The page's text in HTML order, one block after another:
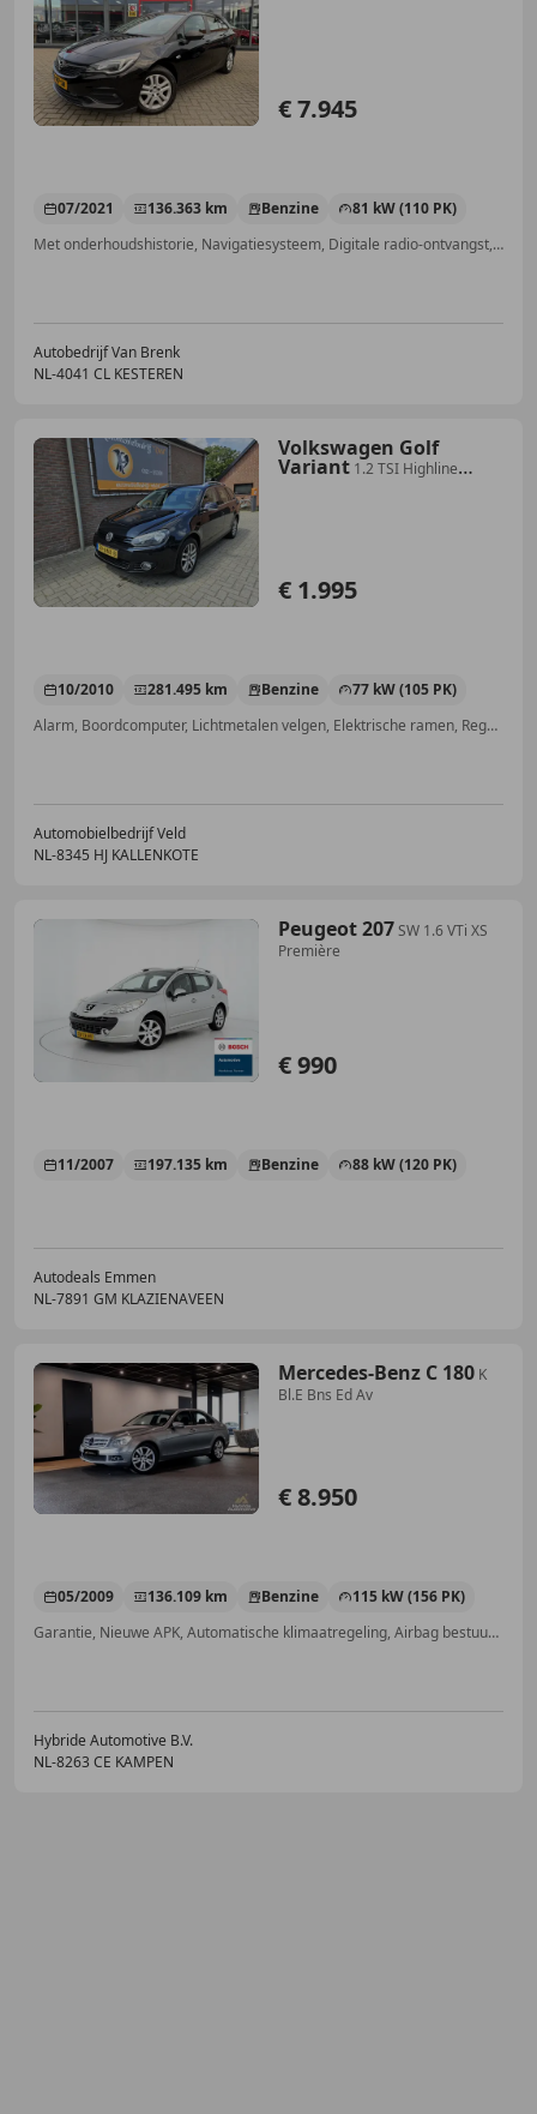
€ 7.945
07/2021 136.363 km Benzine
81 kW (110 PK)
Met onderhoudshistorie, Navigatiesysteem, Digitale radio-ontvangst, Regensensor, Parkeerhulp achter, Bandenspanningscontrole, Airbag bestuurder, Multifunctioneel stuurwiel
Autobedrijf Van Brenk
NL-4041 CL KESTEREN
Volkswagen Golf
Variant 1.2 TSI Highline
€ 1.995
10/2010 281.495 km Benzine
77 kW (105 PK)
Alarm, Boordcomputer, Lichtmetalen velgen, Elektrische ramen, Regensensor, Traction control, Radio, Airbag passagier
Automobielbedrijf Veld
NL-8345 HJ KALLENKOTE
Peugeot 207SW 1.6 VTi XS
Première
€ 990
11/2007 197.135 km Benzine 88 kW (120 PK)
Autodeals Emmen
NL-7891 GM KLAZIENAVEEN
Mercedes-Benz C 180 K
Bl.E Bns Ed Av
€ 8.950
05/2009 136.109 km Benzine
115 kW (156 PK)
Garantie, Nieuwe APK, Automatische klimaatregeling, Airbag bestuurder, Alarm, Elektrische stoelverstelling, Parkeerhulp voor, Lichtmetalen velgen
Hybride Automotive B.V.
NL-8263 CE KAMPEN